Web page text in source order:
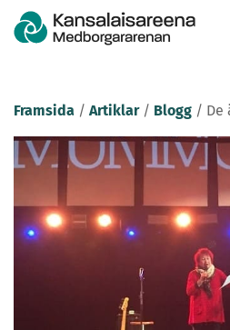
Framsida / Artiklar/ Blogg / De